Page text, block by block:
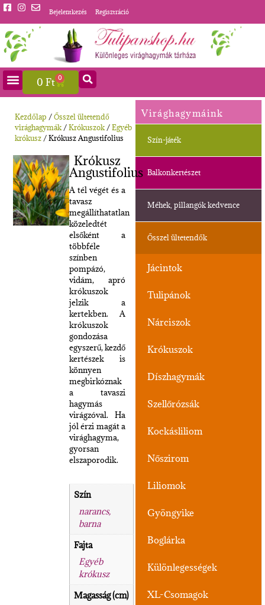
Bejelentkezés Regisztráció
0 Ft 0
Virághagymáink
Szín-játék
Balkonkertészet
Méhek, pillangók kedvence
Ősszel ültetendők
Jácintok
Tulipánok
Nárciszok
Krókuszok
Díszhagymák
Szellőrózsák
Kockásliliom
Nőszirom
Liliomok
Gyöngyike
Boglárka
Különlegességek
XL-Csomagok
Kezdőlap /Ősszel ültetendő
virághagymák/Krókuszok/Egyéb
krókusz / Krókusz Angustifolius
Krókusz
Angustifolius
A tél végét és a
tavasz
megállíthatatlan
közeledtét
elsőként a
többféle
színben
pompázó,
vidám, apró
krókuszok
jelzik a
kertekben. A
krókuszok
gondozása
egyszerű, kezdő
kertészek is
könnyen
megbirkóznak
a tavaszi
hagymás
virágzóval. Ha
jól érzi magát a
virághagyma,
gyorsan
elszaporodik.
Szín
narancs,
barna
Fajta
Egyéb
krókusz
Magasság (cm)